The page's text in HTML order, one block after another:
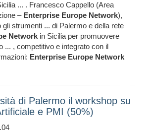
... . Francesco Cappello (Area
– Enterprise Europe Network),
gli strumenti ... di Palermo e della rete
Network in Sicilia per promuovere
... , competitivo e integrato con il
Enterprise Europe Network
di Palermo il workshop su
e PMI (50%)